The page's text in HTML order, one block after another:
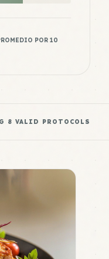
POR 10
8 VALID PROTOCOLS